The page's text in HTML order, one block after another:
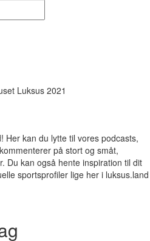
Luksus 2021
Her kan du lytte til vores podcasts,
på stort og småt,
Du kan også hente inspiration til dit
sportsprofiler lige her i luksus.land